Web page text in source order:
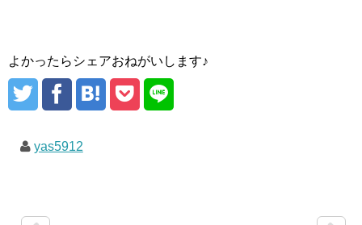
よかったらシェアおねがいします♪
yas5912